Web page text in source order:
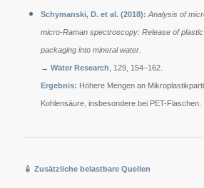
Schymanski, D. et al. (2018): Analysis of
micro-Raman spectroscopy: Release of
packaging into mineral water.
→ Water Research , 129, 154–162.
Ergebnis: Höhere Mengen an
Kohlensäure, insbesondere bei PET-Flaschen.
🧴 Zusätzliche belastbare Quellen